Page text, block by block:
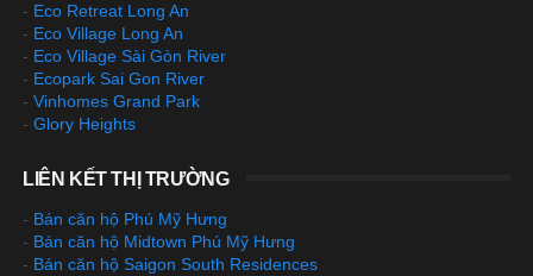
- Eco Retreat Long An
- Eco Village Long An
- Eco Village Sài Gòn River
- Ecopark Sai Gon River
- Vinhomes Grand Park
- Glory Heights
LIÊN KẾT THỊ TRƯỜNG
- Bán căn hộ Phú Mỹ Hưng
- Bán căn hộ Midtown Phú Mỹ Hưng
- Bán căn hộ Saigon South Residences